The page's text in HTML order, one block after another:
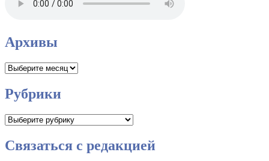
Архивы
Архивы
Рубрики
Рубрики
Связаться с редакцией